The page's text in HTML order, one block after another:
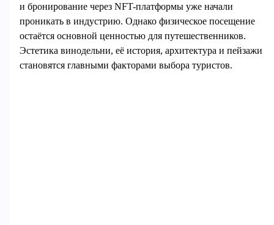
и бронирование через NFT-платформы уже начали
проникать в индустрию. Однако физическое посещение
остаётся основной ценностью для путешественников.
Эстетика винодельни, её история, архитектура и пейзажи
становятся главными факторами выбора туристов.